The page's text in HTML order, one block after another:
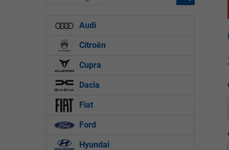
Audi
Citroën
Cupra
Dacia
Fiat
Ford
Hyundai